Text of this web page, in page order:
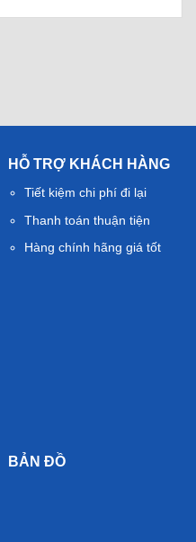
HỖ TRỢ KHÁCH HÀNG
Tiết kiệm chi phí đi lại
Thanh toán thuận tiện
Hàng chính hãng giá tốt
BẢN ĐỒ